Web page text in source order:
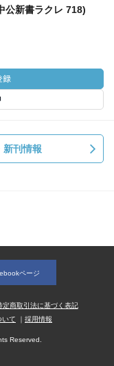
公新書ラクレ 718)
新刊情報
ページ
定商取引法に基づく表記
いて 採用情報
Reserved.